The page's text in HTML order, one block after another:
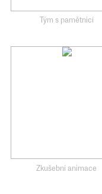
Tým s pamětnicí
Zkušební animace